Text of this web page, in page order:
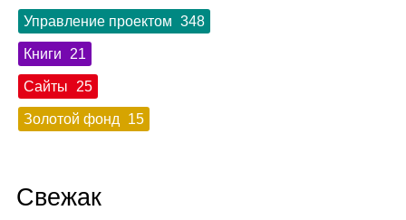
Управление проектом 348
Книги 21
Сайты 25
Золотой фонд 15
Свежак